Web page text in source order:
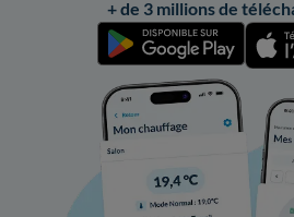
+ de 3 millions de